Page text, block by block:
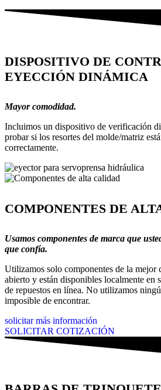
DISPOSITIVO DE
EYECCIÓN DINÁMICA
Mayor comodidad.
Incluimos un dispositivo de verificación
probar si los resortes del molde/matriz
correctamente.
COMPONENTES DE
Usamos componentes de marca que
que confía.
Utilizamos solo componentes de la mejor
abierto y están disponibles localmente en
de repuestos en línea. No utilizamos
imposible de encontrar.
solicitar más información
SOLICITAR COTIZACIÓN